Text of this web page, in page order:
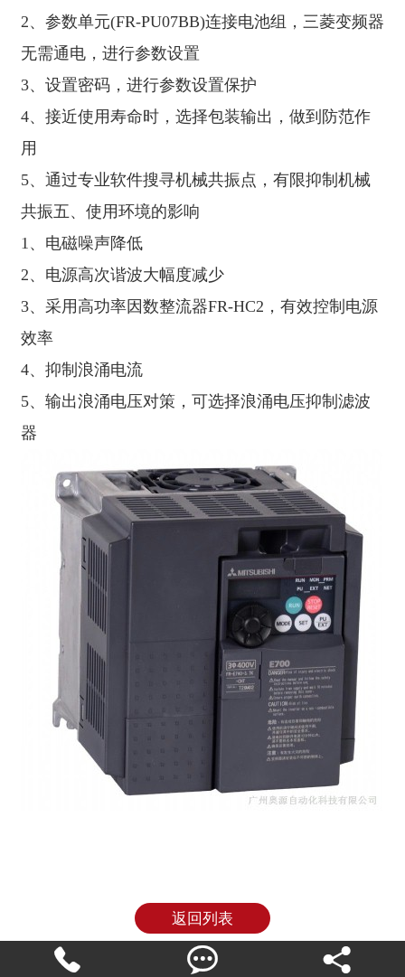
2、参数单元(FR-PU07BB)连接电池组，三菱变频器
无需通电，进行参数设置
3、设置密码，进行参数设置保护
4、接近使用寿命时，选择包装输出，做到防范作
用
5、通过专业软件搜寻机械共振点，有限抑制机械
共振五、使用环境的影响
1、电磁噪声降低
2、电源高次谐波大幅度减少
3、采用高功率因数整流器FR-HC2，有效控制电源
效率
4、抑制浪涌电流
5、输出浪涌电压对策，可选择浪涌电压抑制滤波
器
返回列表
  